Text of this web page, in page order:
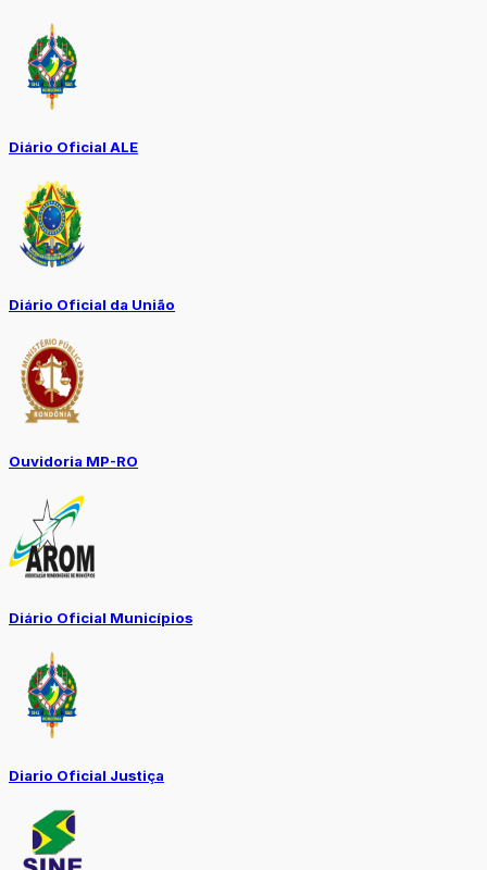
Diário Oficial ALE
Diário Oficial da União
Ouvidoria MP-RO
Diário Oficial Municípios
Diario Oficial Justiça